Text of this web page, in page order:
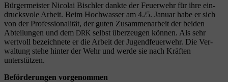
Bür­ger­meis­ter Nico­lai Bisch­ler dank­te der Feu­er­wehr für ihre ein­
drucks­vo­le Arbeit. Beim Hoch­was­ser am 4./5. Janu­ar habe er sich
von der Pro­fes­sio­na­li­tät, der guten Zusam­men­ar­beit der bei­den
Abtei­lun­gen und dem DRK selbst über­zeu­gen kön­nen. Als sehr
wert­voll bezeich­ne­te er die Arbeit der Jugend­feu­er­wehr. Die Ver­
wal­tung ste­he hin­ter der Wehr und wer­de sie nach Kräf­ten
unterstützen.
Beför­de­run­gen vorgenommen